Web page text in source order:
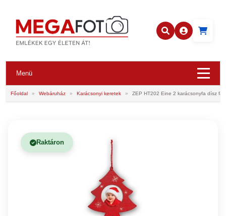
Menü
Főoldal » Webáruház » Karácsonyi keretek » ZEP HT202 Eine 2 karácsonyfa dísz fa
Raktáron